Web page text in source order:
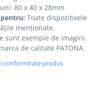
80 x 40 x 28mm
Toate
menționate.
sunt exemple de
de calitate PATONA.
conformitate produs